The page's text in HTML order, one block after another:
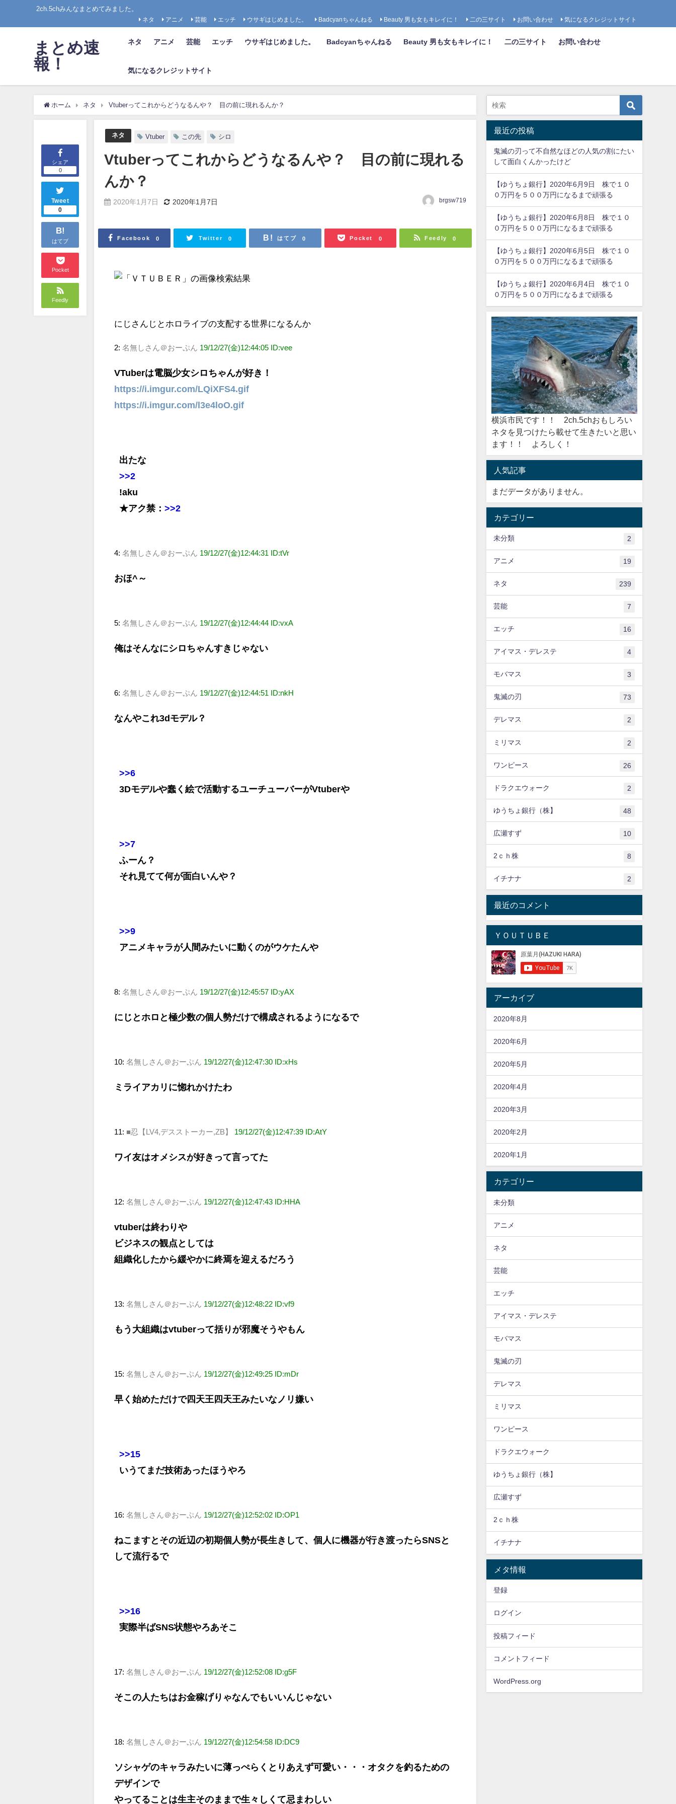
2ch.5chみんなまとめてみました。
ネタ アニメ 芸能 エッチ ウサギはじめました。 Badcyanちゃんねる Beauty 男も女もキレイに！ 二の三サイト お問い合わせ 気になるクレジットサイト
まとめ速
報！
ネタ アニメ 芸能 エッチ ウサギはじめました。 Badcyanちゃんねる Beauty 男も女もキレイに！ 二の三サイト お問い合わせ
気になるクレジットサイト
ホーム ネタ Vtuberってこれからどうなるんや？ 目の前に現れるんか？
シェア
0
Tweet
0
B!
はてブ
Pocket
Feedly
ネタ Vtuber この先 シロ
Vtuberってこれからどうなるんや？ 目の前に現れる
んか？
2020年1月7日 2020年1月7日 brgsw719
Facebook 0 Twitter 0 はてブ 0 Pocket 0 Feedly 0
にじさんじとホロライブの支配する世界になるんか
2: 名無しさん＠おーぷん 19/12/27(金)12:44:05 ID:vee
VTuberは電脳少女シロちゃんが好き！
https://i.imgur.com/LQiXFS4.gif
https://i.imgur.com/l3e4loO.gif
出たな
>>2
!aku
★アク禁：>>2
4: 名無しさん＠おーぷん 19/12/27(金)12:44:31 ID:tVr
おほ^～
5: 名無しさん＠おーぷん 19/12/27(金)12:44:44 ID:vxA
俺はそんなにシロちゃんすきじゃない
6: 名無しさん＠おーぷん 19/12/27(金)12:44:51 ID:nkH
なんやこれ3dモデル？
>>6
3Dモデルや蠢く絵で活動するユーチューバーがVtuberや
>>7
ふーん？
それ見てて何が面白いんや？
>>9
アニメキャラが人間みたいに動くのがウケたんや
8: 名無しさん＠おーぷん 19/12/27(金)12:45:57 ID:yAX
にじとホロと極少数の個人勢だけで構成されるようになるで
10: 名無しさん＠おーぷん 19/12/27(金)12:47:30 ID:xHs
ミライアカリに惚れかけたわ
11: ■忍【LV4,デスストーカー,ZB】 19/12/27(金)12:47:39 ID:AtY
ワイ友はオメシスが好きって言ってた
12: 名無しさん＠おーぷん 19/12/27(金)12:47:43 ID:HHA
vtuberは終わりや
ビジネスの観点としては
組織化したから緩やかに終焉を迎えるだろう
13: 名無しさん＠おーぷん 19/12/27(金)12:48:22 ID:vf9
もう大組織はvtuberって括りが邪魔そうやもん
15: 名無しさん＠おーぷん 19/12/27(金)12:49:25 ID:mDr
早く始めただけで四天王四天王みたいなノリ嫌い
>>15
いうてまだ技術あったほうやろ
16: 名無しさん＠おーぷん 19/12/27(金)12:52:02 ID:OP1
ねこますとその近辺の初期個人勢が長生きして、個人に機器が行き渡ったらSNSと
して流行るで
>>16
実際半ばSNS状態やろあそこ
17: 名無しさん＠おーぷん 19/12/27(金)12:52:08 ID:g5F
そこの人たちはお金稼げりゃなんでもいいんじゃない
18: 名無しさん＠おーぷん 19/12/27(金)12:54:58 ID:DC9
ソシャゲのキャラみたいに薄っぺらくとりあえず可愛い・・・オタクを釣るための
デザインで
やってることは生主そのままで生々しくて忌まわしい
最近の投稿
鬼滅の刃って不自然なほどの人気の割にたい
して面白くんかったけど
【ゆうちょ銀行】2020年6月9日 株で１０
０万円を５００万円になるまで頑張る
【ゆうちょ銀行】2020年6月8日 株で１０
０万円を５００万円になるまで頑張る
【ゆうちょ銀行】2020年6月5日 株で１０
０万円を５００万円になるまで頑張る
【ゆうちょ銀行】2020年6月4日 株で１０
０万円を５００万円になるまで頑張る
横浜市民です！！ 2ch.5chおもしろい
ネタを見つけたら載せて生きたいと思い
ます！！ よろしく！
人気記事
まだデータがありません。
カテゴリー
未分類 2
アニメ 19
ネタ 239
芸能 7
エッチ 16
アイマス・デレステ 4
モバマス 3
鬼滅の刃 73
デレマス 2
ミリマス 2
ワンピース 26
ドラクエウォーク 2
ゆうちょ銀行（株】 48
広瀬すず 10
2ｃｈ株 8
イチナナ 2
最近のコメント
ＹＯＵＴＵＢＥ
アーカイブ
2020年8月
2020年6月
2020年5月
2020年4月
2020年3月
2020年2月
2020年1月
カテゴリー
未分類
アニメ
ネタ
芸能
エッチ
アイマス・デレステ
モバマス
鬼滅の刃
デレマス
ミリマス
ワンピース
ドラクエウォーク
ゆうちょ銀行（株】
広瀬すず
2ｃｈ株
イチナナ
メタ情報
登録
ログイン
投稿フィード
コメントフィード
WordPress.org